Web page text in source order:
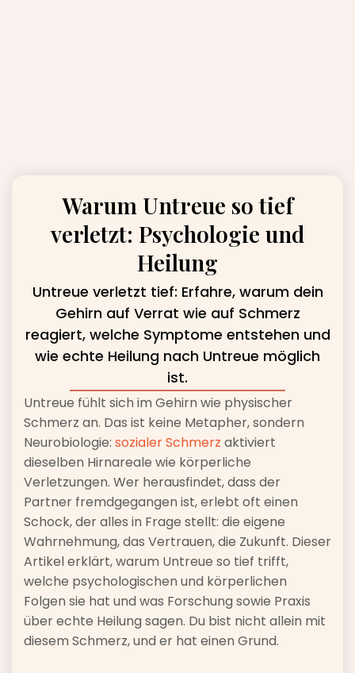
Warum Untreue so tief
verletzt: Psychologie und
Heilung
Untreue verletzt tief: Erfahre, warum dein
Gehirn auf Verrat wie auf Schmerz
reagiert, welche Symptome entstehen und
wie echte Heilung nach Untreue möglich
ist.
Untreue fühlt sich im Gehirn wie physischer
Schmerz an. Das ist keine Metapher, sondern
Neurobiologie: sozialer Schmerz aktiviert
dieselben Hirnareale wie körperliche
Verletzungen. Wer herausfindet, dass der
Partner fremdgegangen ist, erlebt oft einen
Schock, der alles in Frage stellt: die eigene
Wahrnehmung, das Vertrauen, die Zukunft. Dieser
Artikel erklärt, warum Untreue so tief trifft,
welche psychologischen und körperlichen
Folgen sie hat und was Forschung sowie Praxis
über echte Heilung sagen. Du bist nicht allein mit
diesem Schmerz, und er hat einen Grund.